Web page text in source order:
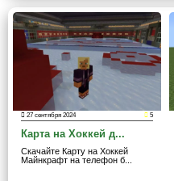
С установкой мода на
появляется множество
которые позволят
баталий.
В основном это
и другие атрибуты
поля.
27 сентября 2024 5
Карта на Хоккей д...
Скачайте Карту на Хоккей
Майнкрафт на телефон б...